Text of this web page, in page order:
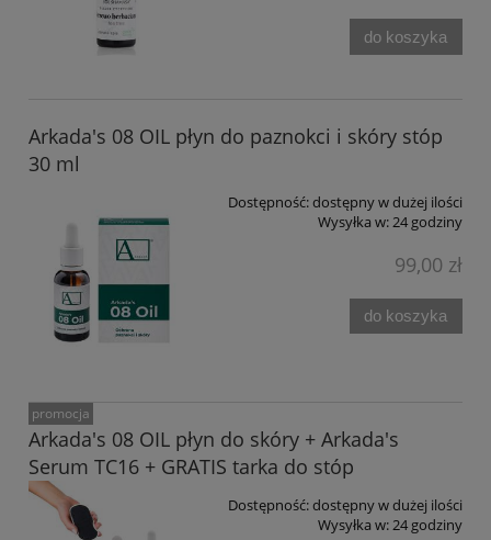
do koszyka
Arkada's 08 OIL płyn do paznokci i skóry stóp
30 ml
Dostępność:dostępny w dużej ilości
Wysyłka w:24 godziny
99,00 zł
do koszyka
Arkada's 08 OIL płyn do skóry + Arkada's
Serum TC16 + GRATIS tarka do stóp
Dostępność:dostępny w dużej ilości
Wysyłka w:24 godziny
promocja